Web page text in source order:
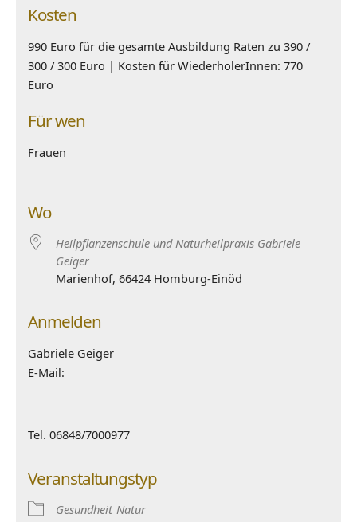
Kosten
990 Euro für die gesamte Ausbildung Raten zu 390 /
300 / 300 Euro | Kosten für WiederholerInnen: 770
Euro
Für wen
Frauen
Wo
Heilpflanzenschule und Naturheilpraxis Gabriele
Geiger
Marienhof, 66424 Homburg-Einöd
Anmelden
Gabriele Geiger
E-Mail:
Tel. 06848/7000977
Veranstaltungstyp
Gesundheit Natur